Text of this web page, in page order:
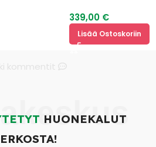
339,00 €
Lisää Ostoskoriin
HUONEKALUT